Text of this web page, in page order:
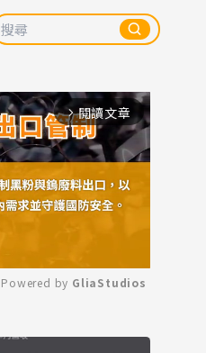
arrow_forward_ios 閱讀文章
Mute
Powered by GliaStudios